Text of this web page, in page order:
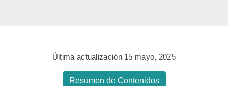
Última actualización 15 mayo, 2025
Resumen de Contenidos